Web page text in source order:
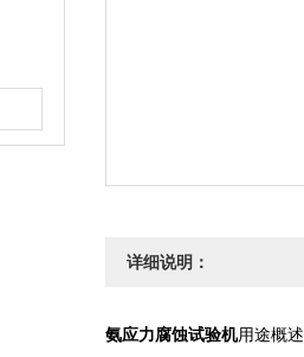
详细说明：
氨应力腐蚀试验机用途概